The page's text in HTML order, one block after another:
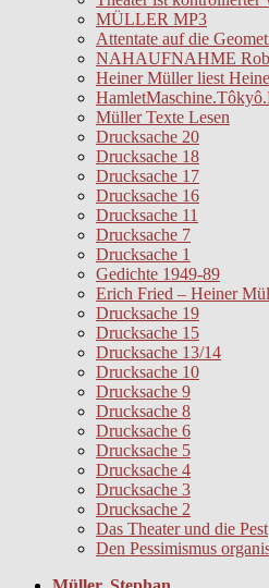
MÜLLER MP3
Attentate auf die
NAHAUFNAHME
Heiner Müller liest
Müller Texte Lesen
Drucksache 20
Drucksache 18
Drucksache 17
Drucksache 16
Drucksache 11
Drucksache 7
Drucksache 1
Gedichte 1949-89
Erich Fried – Heiner
Drucksache 19
Drucksache 15
Drucksache 13/14
Drucksache 10
Drucksache 9
Drucksache 8
Drucksache 6
Drucksache 5
Drucksache 4
Drucksache 3
Drucksache 2
Das Theater und die Pest
Den Pessimismus